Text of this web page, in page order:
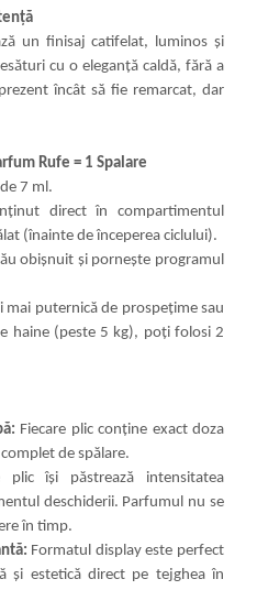
un finisaj catifelat, luminos și
cu o eleganță caldă, fără a
încât să fie remarcat, dar
Rufe = 1 Spalare
7 ml.
direct în compartimentul
(înainte de începerea ciclului).
obișnuit și pornește programul
puternică de prospețime sau
haine (peste 5 kg), poți folosi 2
Fiecare plic conține exact doza
de spălare.
plic își păstrează intensitatea
deschiderii. Parfumul nu se
în timp.
Formatul display este perfect
și estetică direct pe tejghea în